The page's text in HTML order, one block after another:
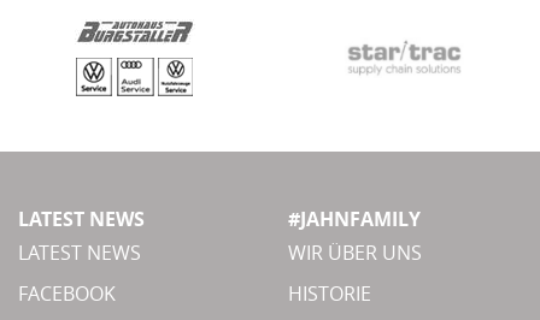
LATEST NEWS
LATEST NEWS
FACEBOOK
#JAHNFAMILY
WIR ÜBER UNS
HISTORIE